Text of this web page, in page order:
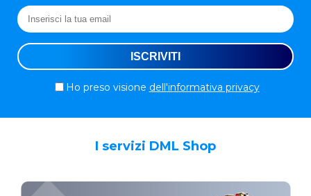
Ho preso visione dell'informativa privacy
I servizi DML Shop